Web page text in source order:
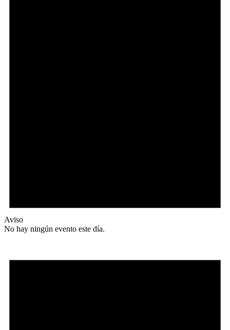
Aviso
No hay ningún evento este día.